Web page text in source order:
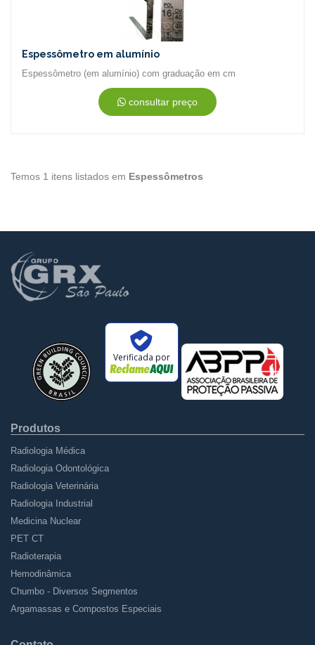
Espessômetro em alumínio
Espessômetro (em alumínio) com graduação em cm
consultar preço
Temos 1 itens listados em Espessômetros
Verificada por
Produtos
Radiologia Médica
Radiologia Odontológica
Radiologia Veterinária
Radiologia Industrial
Medicina Nuclear
PET CT
Radioterapia
Hemodinâmica
Chumbo - Diversos Segmentos
Argamassas e Compostos Especiais